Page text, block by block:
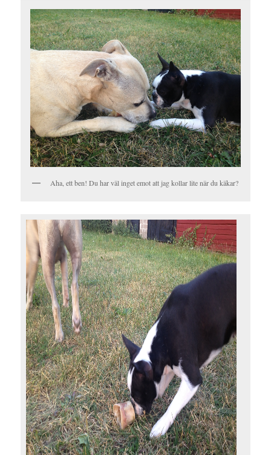
Aha, ett ben! Du har väl inget emot att jag kollar lite när du käkar?